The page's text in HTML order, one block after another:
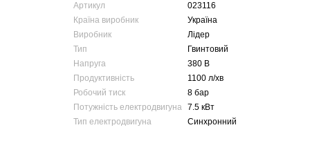
Артикул
023116
Країна виробник
Україна
Виробник
Лідер
Тип
Гвинтовий
Напруга
380 В
Продуктивність
1100 л/хв
Робочий тиск
8 бар
Потужність електродвигуна 7.5 кВт
Тип електродвигуна
Синхронний